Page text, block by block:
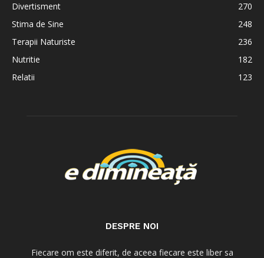
Divertisment
270
Stima de Sine
248
Terapii Naturiste
236
Nutritie
182
Relatii
123
DESPRE NOI
Fiecare om este diferit, de aceea fiecare este liber sa